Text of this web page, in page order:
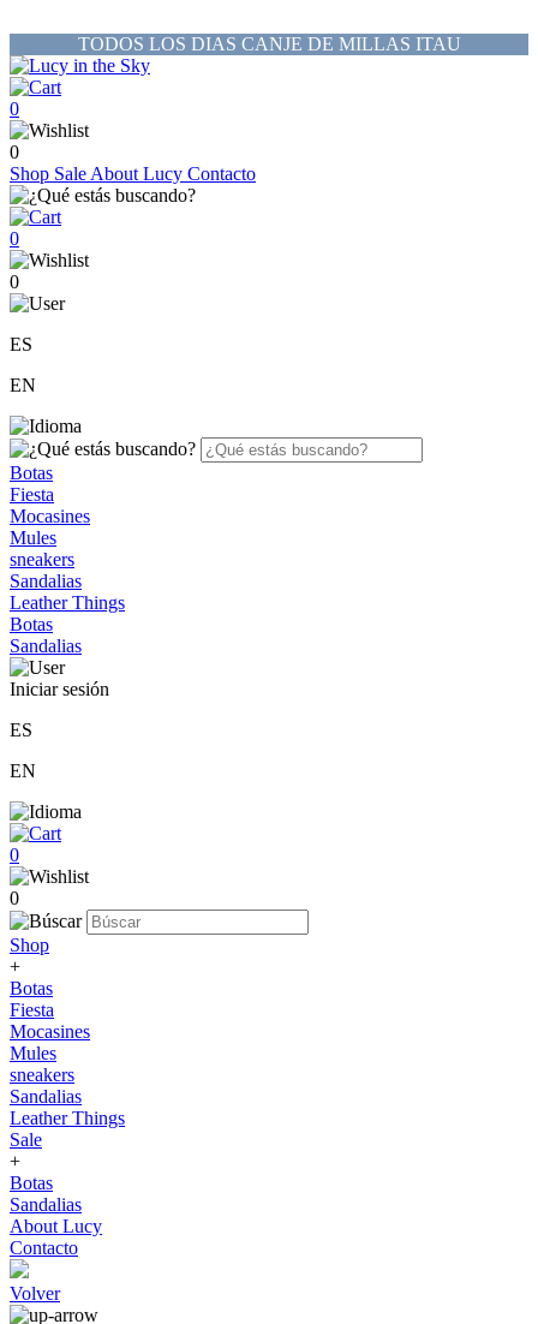
TODOS LOS DIAS CANJE DE MILLAS ITAU
0
0
Shop Sale About Lucy Contacto
0
0
ES
EN
Botas
Fiesta
Mocasines
Mules
sneakers
Sandalias
Leather Things
Botas
Sandalias
Iniciar sesión
ES
EN
0
0
Shop
+
Botas
Fiesta
Mocasines
Mules
sneakers
Sandalias
Leather Things
Sale
+
Botas
Sandalias
About Lucy
Contacto
Volver